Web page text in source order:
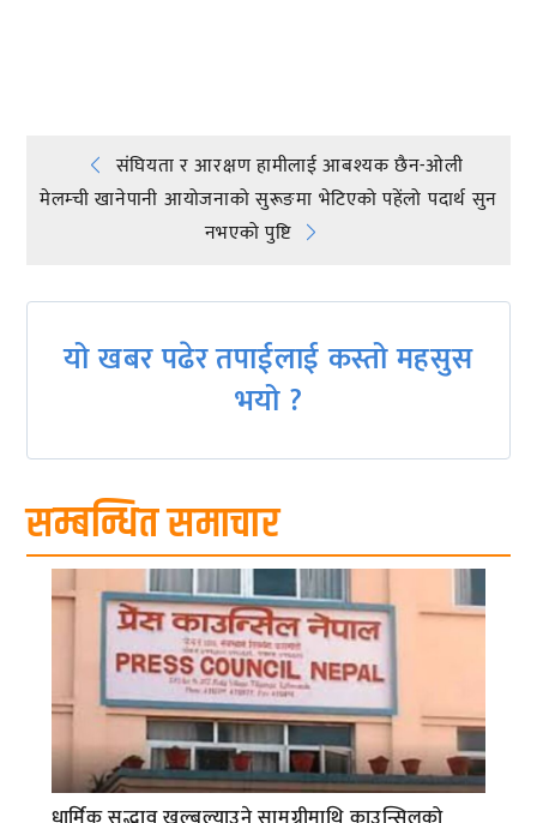
Post
navigation
संघियता र आरक्षण हामीलाई आबश्यक छैन-ओली
मेलम्ची खानेपानी आयोजनाको सुरूङमा भेटिएको पहेंलो पदार्थ सुन
नभएको पुष्टि
यो खबर पढेर तपाईलाई कस्तो महसुस
भयो ?
सम्बन्धित समाचार